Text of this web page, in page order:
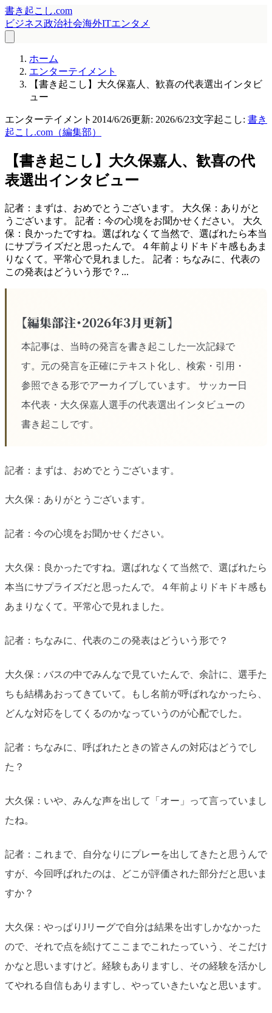
書き起こし.com
ビジネス政治社会海外ITエンタメ
ホーム
エンターテイメント
【書き起こし】大久保嘉人、歓喜の代表選出インタビ
ュー
エンターテイメント 2014/6/26更新: 2026/6/23文字起こし: 書き
起こし.com（編集部）
【書き起こし】大久保嘉人、歓喜の代
表選出インタビュー
記者：まずは、おめでとうございます。 大久保：ありがと
うございます。 記者：今の心境をお聞かせください。 大久
保：良かったですね。選ばれなくて当然で、選ばれたら本当
にサプライズだと思ったんで。４年前よりドキドキ感もあま
りなくて。平常心で見れました。 記者：ちなみに、代表の
この発表はどういう形で？...
【編集部注・2026年3月更新】
本記事は、当時の発言を書き起こした一次記録で
す。元の発言を正確にテキスト化し、検索・引用・
参照できる形でアーカイブしています。 サッカー日
本代表・大久保嘉人選手の代表選出インタビューの
書き起こしです。
記者：まずは、おめでとうございます。
大久保：ありがとうございます。
記者：今の心境をお聞かせください。
大久保：良かったですね。選ばれなくて当然で、選ばれたら
本当にサプライズだと思ったんで。４年前よりドキドキ感も
あまりなくて。平常心で見れました。
記者：ちなみに、代表のこの発表はどういう形で？
大久保：バスの中でみんなで見ていたんで、余計に、選手た
ちも結構あおってきていて。もし名前が呼ばれなかったら、
どんな対応をしてくるのかなっていうのが心配でした。
記者：ちなみに、呼ばれたときの皆さんの対応はどうでし
た？
大久保：いや、みんな声を出して「オー」って言っていまし
たね。
記者：これまで、自分なりにプレーを出してきたと思うんで
すが、今回呼ばれたのは、どこが評価された部分だと思いま
すか？
大久保：やっぱりJリーグで自分は結果を出すしかなかった
ので、それで点を続けてここまでこれたっていう、そこだけ
かなと思いますけど。経験もありますし、その経験を活かし
てやれる自信もありますし、やっていきたいなと思います。